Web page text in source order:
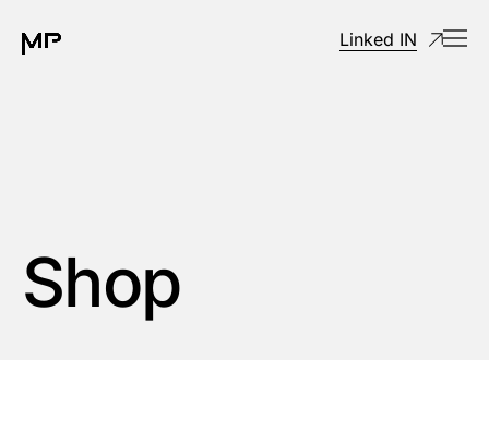
Linked IN
Shop